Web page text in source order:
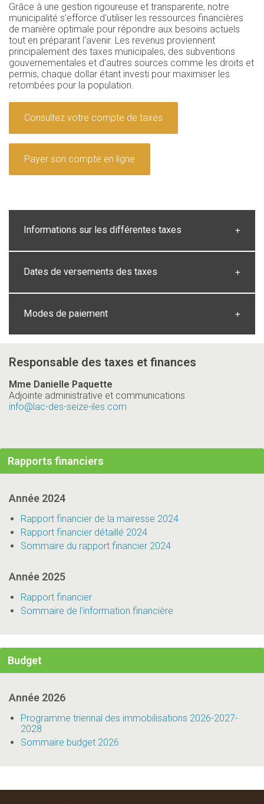
Grâce à une gestion rigoureuse et transparente, notre
municipalité s'efforce d'utiliser les ressources financières
de manière optimale pour répondre aux besoins actuels
tout en préparant l'avenir. Les revenus proviennent
principalement des taxes municipales, des subventions
gouvernementales et d'autres sources comme les droits et
permis, chaque dollar étant investi pour maximiser les
retombées pour la population.
Consultez votre compte de taxes
Payer son compte en ligne
Informations sur les différentes taxes
Dates de versements des taxes
Modes de paiement
Responsable des taxes et finances
Mme Danielle Paquette
Adjointe administrative et communications
info@lac-des-seize-iles.com
Rapports financiers
Année 2024
Rapport financier de la mairesse 2024
Rapport financier détaillé 2024
Sommaire du rapport financier 2024
Année 2025
Rapport financier
Sommaire de l'information financière
Budget
Année 2026
Programme triennal des immobilisations 2026-2027-
2028
Sommaire budget 2026